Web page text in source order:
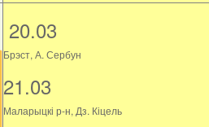
20.03
Брэст, А. Сербун
21.03
Маларыцкі р-н, Дз. Кіцель